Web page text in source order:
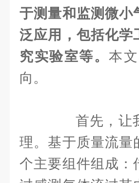
于测量和监测微小
泛应用，包括化学
究实验室等。本
向。
首先，让我
理。基于质量流量
个主要组件组成：